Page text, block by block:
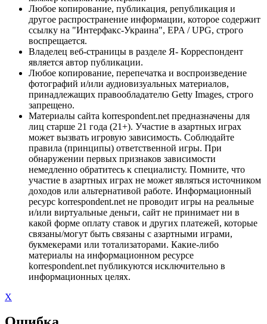
Любое копирование, публикация, републикация и
другое распространение информации, которое содержит
ссылку на "Интерфакс-Украина", EPA / UPG, строго
воспрещается.
Владелец веб-страницы в разделе Я- Корреспондент
является автор публикации.
Любое копирование, перепечатка и воспроизведение
фотографий и/или аудиовизуальных материалов,
принадлежащих правообладателю Getty Images, строго
запрещено.
Материалы сайта korrespondent.net предназначены для
лиц старше 21 года (21+). Участие в азартных играх
может вызвать игровую зависимость. Соблюдайте
правила (принципы) ответственной игры. При
обнаружении первых признаков зависимости
немедленно обратитесь к специалисту. Помните, что
участие в азартных играх не может являться источником
доходов или альтернативой работе. Информационный
ресурс korrespondent.net не проводит игры на реальные
и/или виртуальные деньги, сайт не принимает ни в
какой форме оплату ставок и других платежей, которые
связаны/могут быть связаны с азартными играми,
букмекерами или тотализаторами. Какие-либо
материалы на информационном ресурсе
korrespondent.net публикуются исключительно в
информационных целях.
X